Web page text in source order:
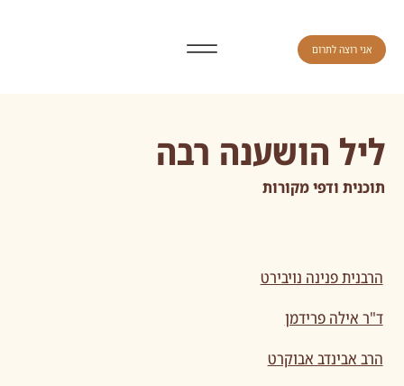
אני רוצה לתרום
הרב אבינדב אבוקרט
ד"ר אילה פרידמן
הרבנית פנינה נויבירט
ליל הושענה רבה
תוכנית ודפי מקורות